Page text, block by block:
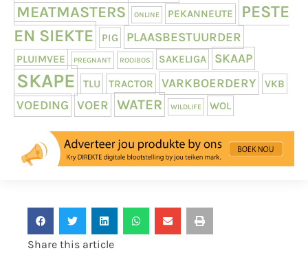
MEATMASTERS
ONLINE PEKANNEUTE
PESTE
EN SIEKTE
PIG PLAASBESTUURDER
PLUIMVEE PREGNANT ROOIBOS SAKELIGA SKAAP
SKAPE TLU TRACTOR VARKBOERDERY VKB
VOEDING VOER WATER WILDLIFE WOL
Share this article